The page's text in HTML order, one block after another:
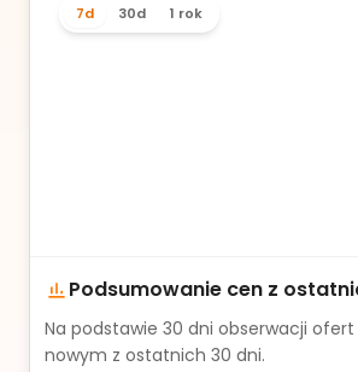
7d 30d 1 rok
Podsumowanie cen z
Na podstawie 30 dni obserwacji
nowym z ostatnich 30 dni.